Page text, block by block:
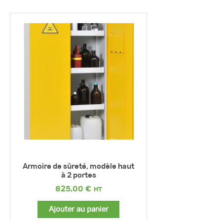
Armoire de sûreté, modèle haut
à 2 portes
825,00 €
Ajouter au panier